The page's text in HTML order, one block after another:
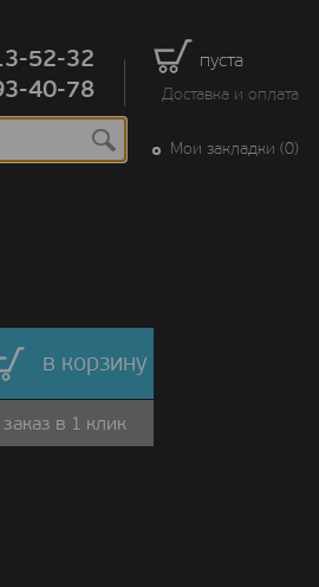
пуста
Доставка и оплата
52-32
40-78
Мои закладки (0)
в корзину
заказ в 1 клик